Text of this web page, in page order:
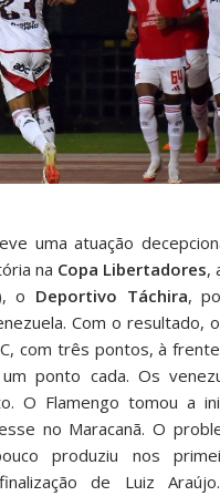
uma atuação
na Copa Libertadores,
o Deportivo Táchira,
Com o resultado,
com três pontos, à
ponto cada. Os
O Flamengo tomou a
no Maracanã. O
produziu nos
de Luiz